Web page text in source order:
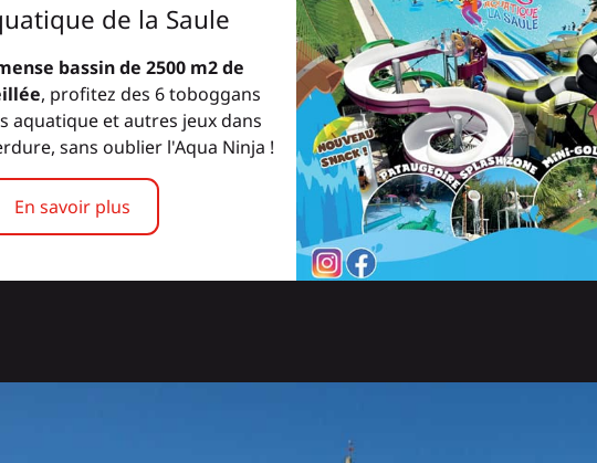
de la Saule
bassin de 2500 m2 de
, profitez des 6 toboggans
aquatique et autres jeux dans
sans oublier l'Aqua Ninja !
En savoir plus